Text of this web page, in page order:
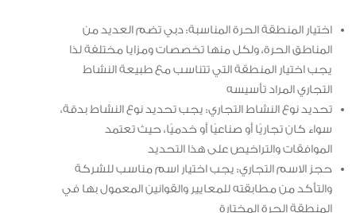
اختيار المنطقة الحرة المناسبة: دبي تضم العديد من
المناطق الحرة، ولكل منها تخصصات ومزايا مختلفة لذا
يجب اختيار المنطقة التي تتناسب مع طبيعة النشاط
التجاري المراد تأسيسه
تحديد نوع النشاط التجاري: يجب تحديد نوع النشاط بدقة،
سواء كان تجاريًا أو صناعيًا أو خدميًا، حيث تعتمد
الموافقات والتراخيص على هذا التحديد
حجز الاسم التجاري: يجب اختيار اسم مناسب للشركة
والتأكد من مطابقته للمعايير والقوانين المعمول بها في
المنطقة الحرة المختارة